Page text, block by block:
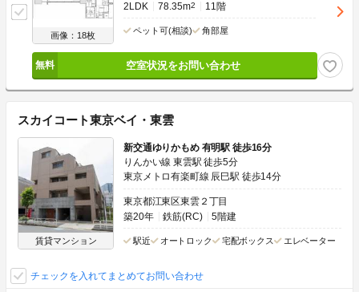
画像：18枚
2LDK 78.35m2 11階
ペット可(相談) 角部屋
空室状況をお問い合わせ
スカイコート東京ベイ・東雲
賃貸マンション
新交通ゆりかもめ 有明駅 徒歩16分
りんかい線 東雲駅 徒歩5分
東京メトロ有楽町線 辰巳駅 徒歩14分
東京都江東区東雲２丁目
築20年
鉄筋(RC) 5階建
駅近 オートロック 宅配ボックス エレベーター
チェックを入れてまとめてお問い合わせ